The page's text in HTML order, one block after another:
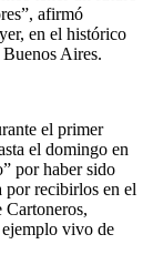
afirmó
en el histórico
Aires.
el primer
el domingo en
por haber sido
por recibirlos en el
Cartoneros,
vivo de